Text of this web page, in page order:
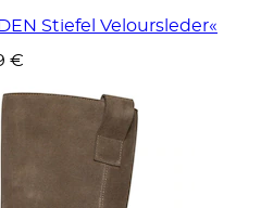
Stiefel Veloursleder«
€